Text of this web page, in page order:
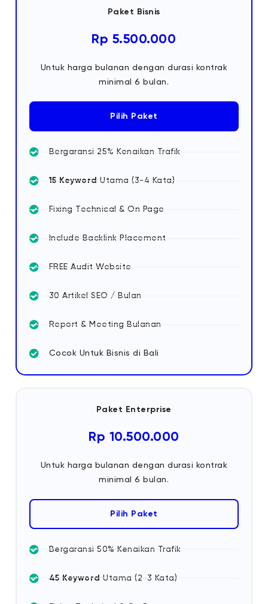
Paket Bisnis
Rp 5.500.000
Untuk harga bulanan dengan durasi kontrak
minimal 6 bulan.
Pilih Paket
Bergaransi 25% Kenaikan Trafik
15 Keyword Utama (3-4 Kata)
Fixing Technical & On Page
Include Backlink Placement
FREE Audit Website
30 Artikel SEO / Bulan
Report & Meeting Bulanan
Cocok Untuk Bisnis di Bali
Paket Enterprise
Rp 10.500.000
Untuk harga bulanan dengan durasi kontrak
minimal 6 bulan.
Pilih Paket
Bergaransi 50% Kenaikan Trafik
45 Keyword Utama (2-3 Kata)